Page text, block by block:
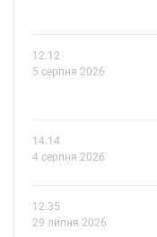
12.12
5 серпня 2026
14.14
4 серпня 2026
12.35
29 липня 2026